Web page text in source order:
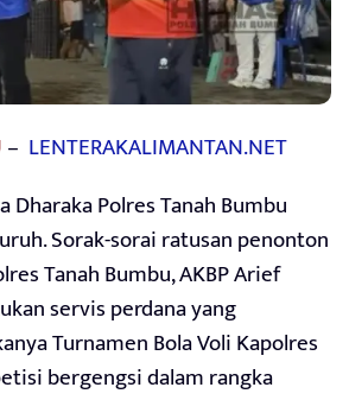
– LENTERAKALIMANTAN.NET
Dharaka Polres Tanah Bumbu
Sorak-sorai ratusan penonton
Tanah Bumbu, AKBP Arief
servis perdana yang
Turnamen Bola Voli Kapolres
bergengsi dalam rangka